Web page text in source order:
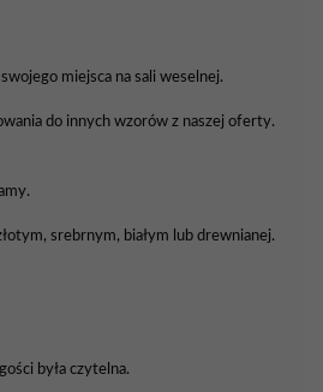
miejsca na sali weselnej.
do innych wzorów z naszej oferty.
srebrnym, białym lub drewnianej.
była czytelna.